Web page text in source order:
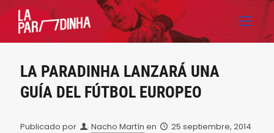
LA PARADINHA LANZARÁ UNA
GUÍA DEL FÚTBOL EUROPEO
Publicado por Nacho Martín en 25 septiembre, 2014